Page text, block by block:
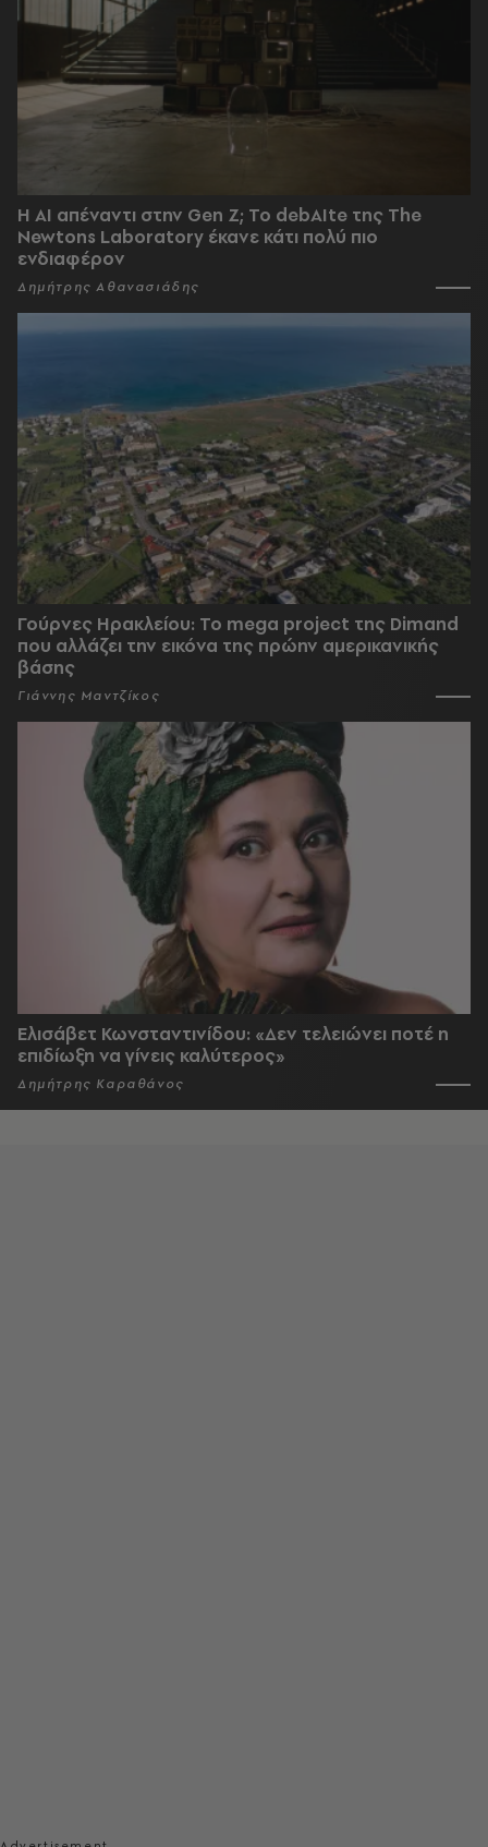
Η AI απέναντι στην Gen Z; Το debAIte της The
Newtons Laboratory έκανε κάτι πολύ πιο
ενδιαφέρον
Δημήτρης Αθανασιάδης
Γούρνες Ηρακλείου: To mega project της Dimand
που αλλάζει την εικόνα της πρώην αμερικανικής
βάσης
Γιάννης Μαντζίκος
Ελισάβετ Κωνσταντινίδου: «Δεν τελειώνει ποτέ η
επιδίωξη να γίνεις καλύτερος»
Δημήτρης Καραθάνος